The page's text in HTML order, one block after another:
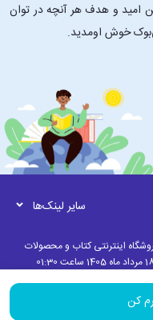
کن
امید و هدف هر آنچه در توان
خوش اومدید.
سایر لینک‌ها
فروشگاه اینترنتی کتاب و محصولات